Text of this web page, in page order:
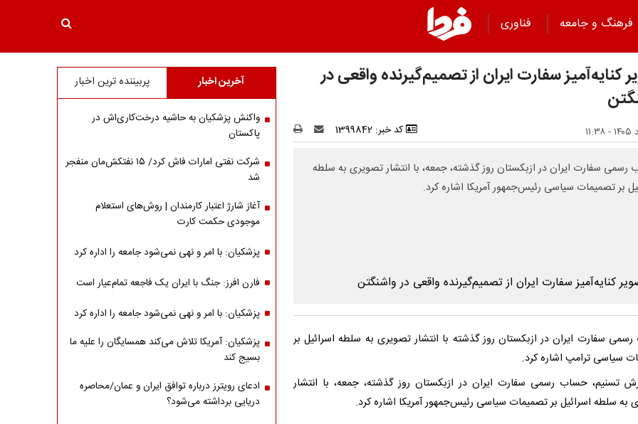
فرهنگ و جامعه
فناوری
کنایه‌آمیز سفارت ایران از تصمیم‌گیرنده واقعی در
کد خبر: 1399842
سفارت ایران در ازبکستان روز گذشته، جمعه، با انتشار تصویری به سلطه
بر تصمیمات سیاسی رئیس‌جمهور آمریکا اشاره کرد.
سفارت ایران در ازبکستان روز گذشته با انتشار تصویری به سلطه اسرائیل بر
سیاسی ترامپ اشاره کرد.
تسنیم، حساب رسمی سفارت ایران در ازبکستان روز گذشته، جمعه، با انتشار
به سلطه اسرائیل بر تصمیمات سیاسی رئیس‌جمهور آمریکا اشاره کرد.
آخرین اخبار پربیننده ترین اخبار
واکنش پزشکیان به حاشیه درخت‌کاری‌اش در
پاکستان
شرکت نفتی امارات فاش کرد/ ۱۵ نفتکش‌مان منفجر
شد
آغاز شارژ اعتبار کارمندان | روش‌های استعلام
موجودی حکمت کارت
پزشکیان: با امر و نهی نمی‌شود جامعه را اداره کرد
فارن افرز: جنگ با ایران یک فاجعه تمام‌عیار است
پزشکیان: با امر و نهی نمی‌شود جامعه را اداره کرد
پزشکیان: آمریکا تلاش می‌کند همسایگان را علیه ما
بسیج کند
ادعای رویترز درباره توافق ایران و عمان/محاصره
دریایی برداشته می‌شود؟